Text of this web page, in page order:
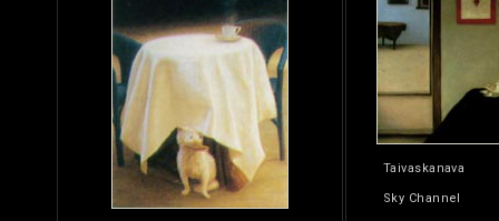
Taivaskanava
Sky Channel